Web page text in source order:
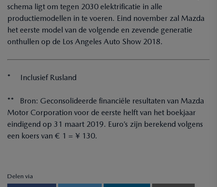
schema ligt om tegen 2030 elektrificatie in alle
productiemodellen in te voeren. Eind november zal Mazda
het eerste model van de volgende en zevende generatie
onthullen op de Los Angeles Auto Show 2018.
* Inclusief Rusland
** Bron: Geconsolideerde financiële resultaten van Mazda
Motor Corporation voor de eerste helft van het boekjaar
eindigend op 31 maart 2019. Euro’s zijn berekend volgens
een koers van € 1 = ¥ 130.
Delen via